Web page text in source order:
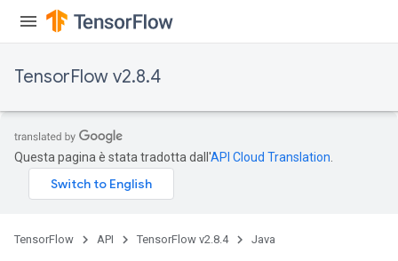
TensorFlow v2.8.4
Questa pagina è stata tradotta dall'API Cloud Translation
TensorFlow API TensorFlow v2.8.4 Java